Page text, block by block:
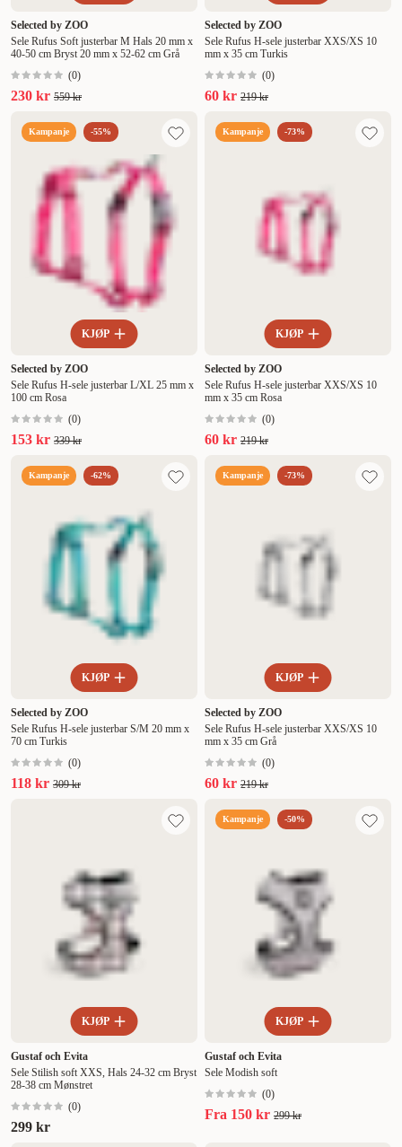
Selected by ZOO
Sele Rufus Soft justerbar M Hals 20 mm x
40-50 cm Bryst 20 mm x 52-62 cm Grå
(0)
230 kr 559 kr
Selected by ZOO
Sele Rufus H-sele justerbar XXS/XS 10
mm x 35 cm Turkis
(0)
60 kr 219 kr
Kampanje -55%
KJØP
Selected by ZOO
Sele Rufus H-sele justerbar L/XL 25 mm x
100 cm Rosa
(0)
153 kr 339 kr
Kampanje -73%
KJØP
Selected by ZOO
Sele Rufus H-sele justerbar XXS/XS 10
mm x 35 cm Rosa
(0)
60 kr 219 kr
Kampanje -62%
KJØP
Selected by ZOO
Sele Rufus H-sele justerbar S/M 20 mm x
70 cm Turkis
(0)
118 kr 309 kr
Kampanje -73%
KJØP
Selected by ZOO
Sele Rufus H-sele justerbar XXS/XS 10
mm x 35 cm Grå
(0)
60 kr 219 kr
KJØP
Gustaf och Evita
Sele Stilish soft XXS, Hals 24-32 cm Bryst
28-38 cm Mønstret
(0)
299 kr
Kampanje -50%
KJØP
Gustaf och Evita
Sele Modish soft
(0)
Fra 150 kr 299 kr